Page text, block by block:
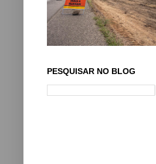
PESQUISAR NO BLOG